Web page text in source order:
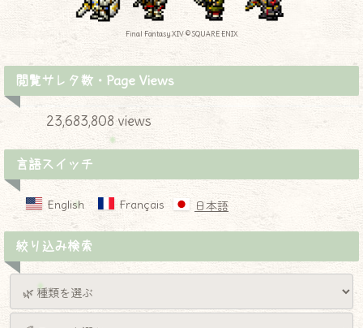
Final Fantasy XIV © SQUARE ENIX
閲覧サレタ数・Page Views
23,683,808 views
言語スイッチ
English Français 日本語
絞り込み検索